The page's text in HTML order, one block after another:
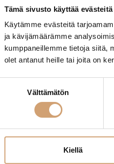
Tämä sivusto käyttää evästeitä
Käytämme evästeitä
ja kävijämäärämme
kumppaneillemme tietoja siitä,
olet antanut heille tai joita on
Välttämätön
Kiellä
Vitabalans Parafiiniöljy 200 ml
Arvostelija ei jättänyt kommenttia
Oliko tämä arvostelu hyödyllinen? Kyllä
Vitabalans Parafiiniöljy 200 ml
Laitoin puiseen leikkualustalle jonka